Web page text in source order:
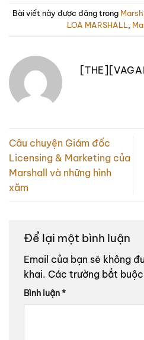
Bài viết này được đăng trong
LOA MARSHALL,
Câu chuyện Giám đốc
Licensing & Marketing của
Marshall và những hình
xăm
Để lại một bình luận
Email của bạn sẽ không
khai. Các trường bắt
Bình luận*